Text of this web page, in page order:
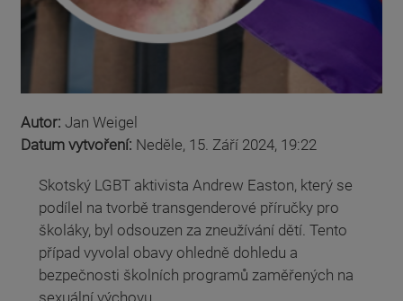
Autor: Jan Weigel
Datum vytvoření: Neděle, 15. Září 2024, 19:22
Skotský LGBT aktivista Andrew Easton, který se
podílel na tvorbě transgenderové příručky pro
školáky, byl odsouzen za zneužívání dětí. Tento
případ vyvolal obavy ohledně dohledu a
bezpečnosti školních programů zaměřených na
sexuální výchovu.